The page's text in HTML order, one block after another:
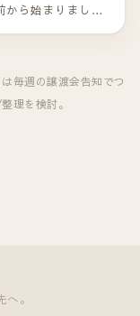
から始まりまし
動を支援する――
ンユニフォー
毎週の譲渡会告知でつ
理を検討。
。